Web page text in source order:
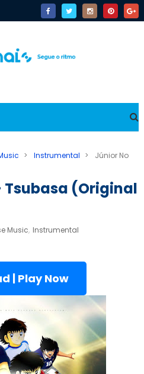
> Instrumental >
Júnior No
Tsubasa (Original
Music, Instrumental
| Play Now